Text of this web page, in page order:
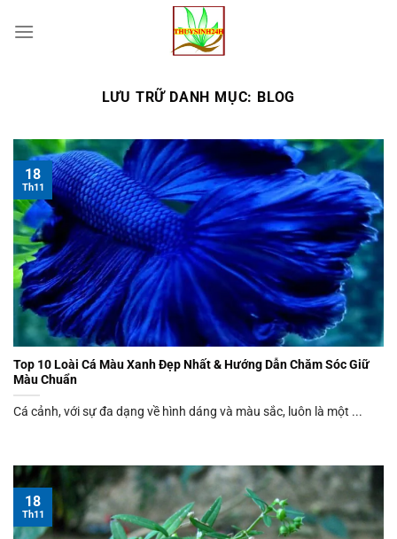
đến
LƯU TRỮ DANH MỤC: BLOG
Top 10 Loài Cá Màu Xanh Đẹp Nhất & Hướng Dẫn Chăm Sóc Giữ
Màu Chuẩn
Cá cảnh, với sự đa dạng về hình dáng và màu sắc, luôn là một ...
18
Th11
18
Th11